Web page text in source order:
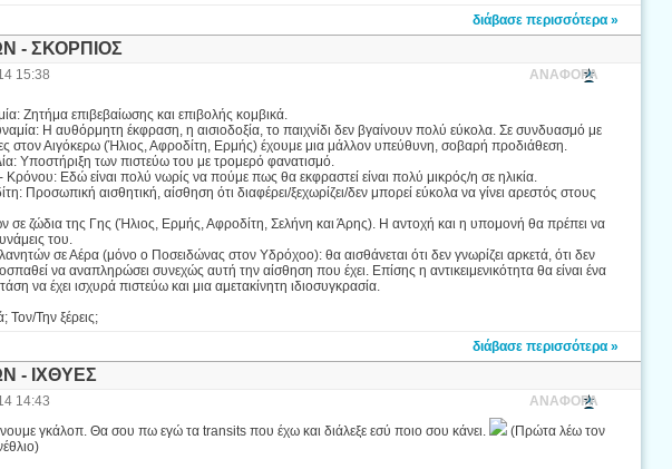
διάβασε περισσότερα »
- ΣΚΟΡΠΙΟΣ
ΑΝΑΦΟΡΑ
15:38
Ζητήμα επιβεβαίωσης και επιβολής κομβικά.
Η αυθόρμητη έκφραση, η αισιοδοξία, το παιχνίδι δεν βγαίνουν πολύ εύκολα. Σε συνδυασμό με
στον Αιγόκερω (Ήλιος, Αφροδίτη, Ερμής) έχουμε μια μάλλον υπεύθυνη, σοβαρή προδιάθεση.
Υποστήριξη των πιστεύω του με τρομερό φανατισμό.
Κρόνου: Εδώ είναι πολύ νωρίς να πούμε πως θα εκφραστεί είναι πολύ μικρός/η σε ηλικία.
Προσωπική αισθητική, αίσθηση ότι διαφέρει/ξεχωρίζει/δεν μπορεί εύκολα να γίνει αρεστός στους
ζώδια της Γης (Ήλιος, Ερμής, Αφροδίτη, Σελήνη και Άρης). Η αντοχή και η υπομονή θα πρέπει να
του.
σε Αέρα (μόνο ο Ποσειδώνας στον Υδρόχοο): θα αισθάνεται ότι δεν γνωρίζει αρκετά, ότι δεν
να αναπληρώσει συνεχώς αυτή την αίσθηση που έχει. Επίσης η αντικειμενικότητα θα είναι ένα
να έχει ισχυρά πιστεύω και μια αμετακίνητη ιδιοσυγκρασία.
Τον/Την ξέρεις;
διάβασε περισσότερα »
- ΙΧΘΥΕΣ
ΑΝΑΦΟΡΑ
14:43
γκάλοπ. Θα σου πω εγώ τα transits που έχω και διάλεξε εσύ ποιο σου κάνει.
(Πρώτα λέω τον